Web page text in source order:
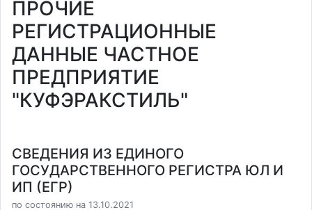
ПРОЧИЕ
РЕГИСТРАЦИОННЫЕ
ДАННЫЕ ЧАСТНОЕ
ПРЕДПРИЯТИЕ
"КУФЭРАКСТИЛЬ"
СВЕДЕНИЯ ИЗ ЕДИНОГО
ГОСУДАРСТВЕННОГО РЕГИСТРА ЮЛ И
ИП (ЕГР)
по состоянию на 13.10.2021